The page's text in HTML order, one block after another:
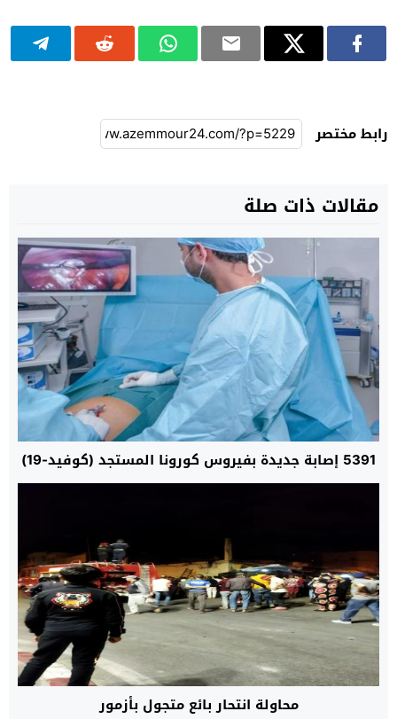
رابط مختصر
مقالات ذات صلة
5391 إصابة جديدة بفيروس كورونا المستجد (كوفيد-19)
محاولة انتحار بائع متجول بأزمور